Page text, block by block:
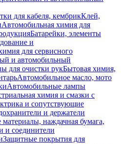
для кабеля, кембрикКлей,
Автомобильная химия для
Батарейки, элементы
и
для сервисного
и автомобильный
для очистки рукБытовая химия,
Автомобильное масло, мото
Автомобильные лампы
химия и смазки с
и сопутствующие
и держатели
наждачная бумага,
и соединители
Защитные покрытия для